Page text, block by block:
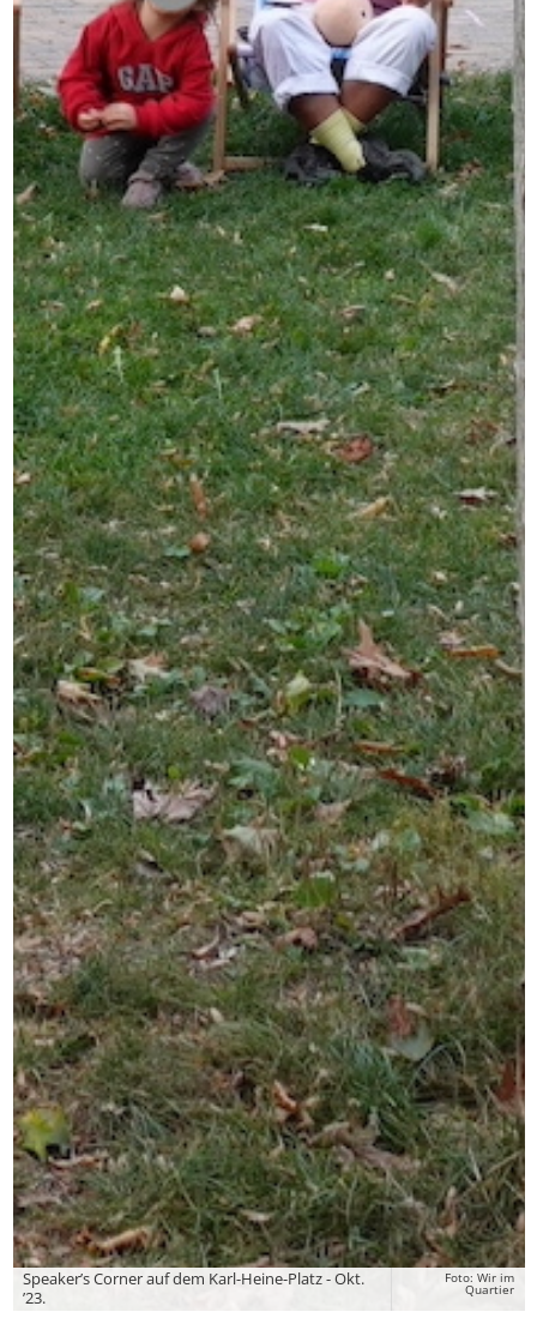
Speaker’s Corner auf dem Karl-Heine-Platz - Okt.
’23.
Foto: Wir im
Quartier